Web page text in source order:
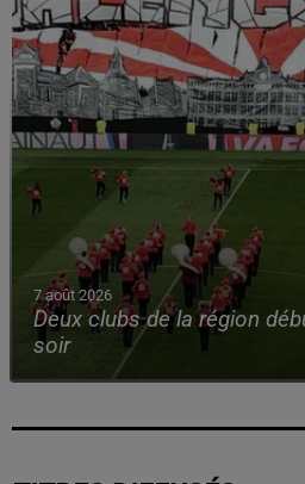
7 août 2026
Deux clubs de la région
soir